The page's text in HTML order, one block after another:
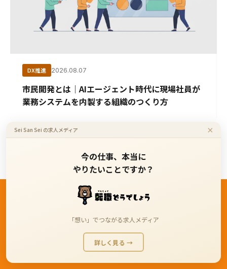
DX推進 2026.08.07
市民開発とは｜AIエージェント時代に現場社員が
業務システムを内製する組織のつくり方
まずはお気軽にご相談く
ださい
Sei San Sei の求人メディア ×
今の仕事、本当に
やりたいことですか？
「想い」でつながる求人メディア
詳しく見る →